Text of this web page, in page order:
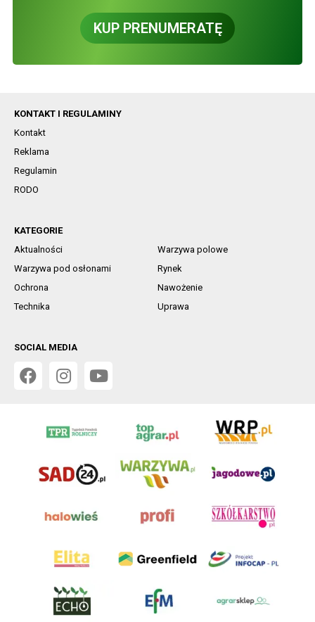
KUP PRENUMERATĘ
KONTAKT I REGULAMINY
Kontakt
Reklama
Regulamin
RODO
KATEGORIE
Aktualności
Warzywa polowe
Warzywa pod osłonami
Rynek
Ochrona
Nawożenie
Technika
Uprawa
SOCIAL MEDIA